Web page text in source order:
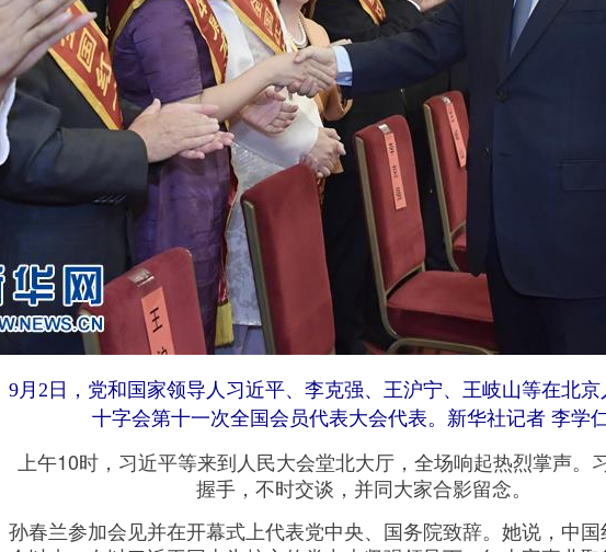
日，党和国家领导人习近平、李克强、王沪宁、王岐山等在北京
十字会第十一次全国会员代表大会代表。新华社记者 李学
10时，习近平等来到人民大会堂北大厅，全场响起热烈掌声。
握手，不时交谈，并同大家合影留念。
兰参加会见并在开幕式上代表党中央、国务院致辞。她说，中国